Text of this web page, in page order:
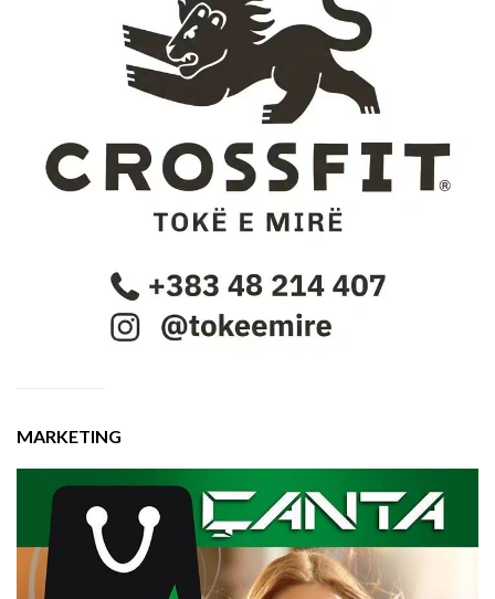
MARKETING